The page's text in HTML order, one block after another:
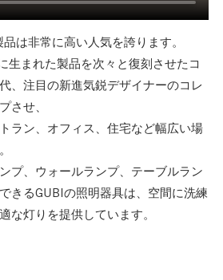
は非常に高い人気を誇ります。
生まれた製品を次々と復刻させたコ
、注目の新進気鋭デザイナーのコレ
させ、
ラン、オフィス、住宅など幅広い場
プ、ウォールランプ、テーブルラン
きるGUBIの照明器具は、空間に洗練
な灯りを提供しています。